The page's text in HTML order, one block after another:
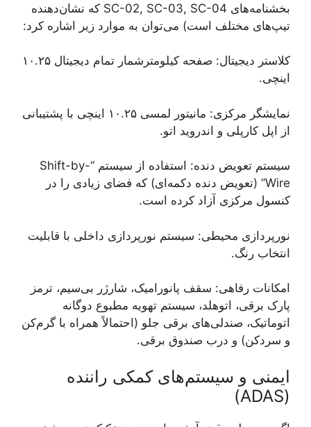
بخشنامه‌های SC-02, SC-03, SC-04 که نشان‌دهنده
تیپ‌های مختلف است) می‌توان به موارد زیر اشاره کرد:
کلاستر دیجیتال: صفحه کیلومترشمار تمام دیجیتال ۱۰.۲۵
اینچی.
نمایشگر مرکزی: مانیتور لمسی ۱۰.۲۵ اینچی با پشتیبانی
از اپل کارپلی و اندروید اتو.
سیستم تعویض دنده: استفاده از سیستم “Shift-by-
Wire” (تعویض دنده دکمه‌ای) که فضای زیادی را در
کنسول مرکزی آزاد کرده است.
نورپردازی محیطی: سیستم نورپردازی داخلی با قابلیت
انتخاب رنگ.
امکانات رفاهی: سقف پانورامیک، شارژر بی‌سیم، ترمز
پارک برقی، اتوهلد، سیستم تهویه مطبوع دوگانه
اتوماتیک، صندلی‌های برقی جلو (احتمالاً همراه با گرم‌کن
و سردکن) و درب صندوق برقی.
ایمنی و سیستم‌های کمکی راننده
(ADAS)